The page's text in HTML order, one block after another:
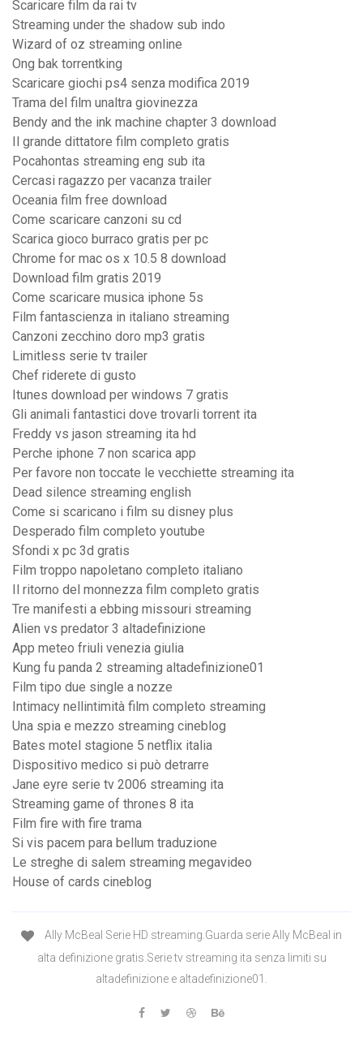
Scaricare film da rai tv
Streaming under the shadow sub indo
Wizard of oz streaming online
Ong bak torrentking
Scaricare giochi ps4 senza modifica 2019
Trama del film unaltra giovinezza
Bendy and the ink machine chapter 3 download
Il grande dittatore film completo gratis
Pocahontas streaming eng sub ita
Cercasi ragazzo per vacanza trailer
Oceania film free download
Come scaricare canzoni su cd
Scarica gioco burraco gratis per pc
Chrome for mac os x 10.5 8 download
Download film gratis 2019
Come scaricare musica iphone 5s
Film fantascienza in italiano streaming
Canzoni zecchino doro mp3 gratis
Limitless serie tv trailer
Chef riderete di gusto
Itunes download per windows 7 gratis
Gli animali fantastici dove trovarli torrent ita
Freddy vs jason streaming ita hd
Perche iphone 7 non scarica app
Per favore non toccate le vecchiette streaming ita
Dead silence streaming english
Come si scaricano i film su disney plus
Desperado film completo youtube
Sfondi x pc 3d gratis
Film troppo napoletano completo italiano
Il ritorno del monnezza film completo gratis
Tre manifesti a ebbing missouri streaming
Alien vs predator 3 altadefinizione
App meteo friuli venezia giulia
Kung fu panda 2 streaming altadefinizione01
Film tipo due single a nozze
Intimacy nellintimità film completo streaming
Una spia e mezzo streaming cineblog
Bates motel stagione 5 netflix italia
Dispositivo medico si può detrarre
Jane eyre serie tv 2006 streaming ita
Streaming game of thrones 8 ita
Film fire with fire trama
Si vis pacem para bellum traduzione
Le streghe di salem streaming megavideo
House of cards cineblog
Ally McBeal Serie HD streaming.Guarda serie Ally McBeal in
alta definizione gratis.Serie tv streaming ita senza limiti su
altadefinizione e altadefinizione01.